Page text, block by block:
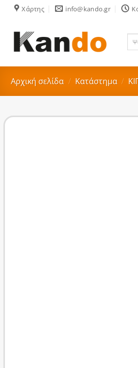
Skip
content
Χάρτης info@kando.gr
Αρχική σελίδα / Κατάστημα /